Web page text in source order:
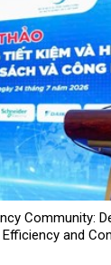
Community:
and